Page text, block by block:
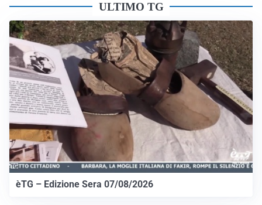
ULTIMO TG
èTG – Edizione Sera 07/08/2026